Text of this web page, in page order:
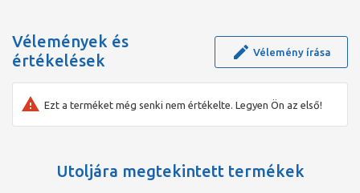
Vélemények és
értékelések
Vélemény írása
Ezt a terméket még senki nem értékelte. Legyen Ön az első!
Utoljára megtekintett termékek